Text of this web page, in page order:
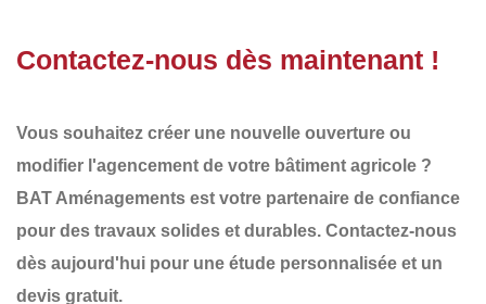
Contactez-nous dès maintenant !
Vous souhaitez créer une nouvelle ouverture ou
modifier l'agencement de votre bâtiment agricole ?
BAT Aménagements est votre partenaire de confiance
pour des travaux solides et durables. Contactez-nous
dès aujourd'hui pour une étude personnalisée et un
devis gratuit.